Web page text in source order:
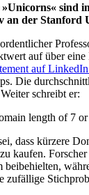
sind
an der Stanford
auf über
auf
Die
schreibt er:
length of 7
dass kürzere
kaufen.
beibehielten,
zufällige